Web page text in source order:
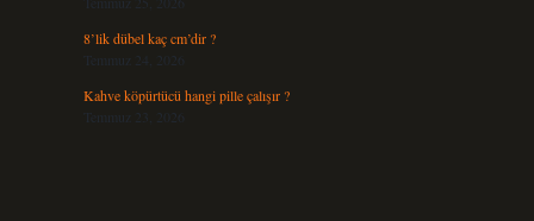
8’lik dübel kaç cm’dir ?
Temmuz 24, 2026
Kahve köpürtücü hangi pille çalışır ?
Temmuz 23, 2026